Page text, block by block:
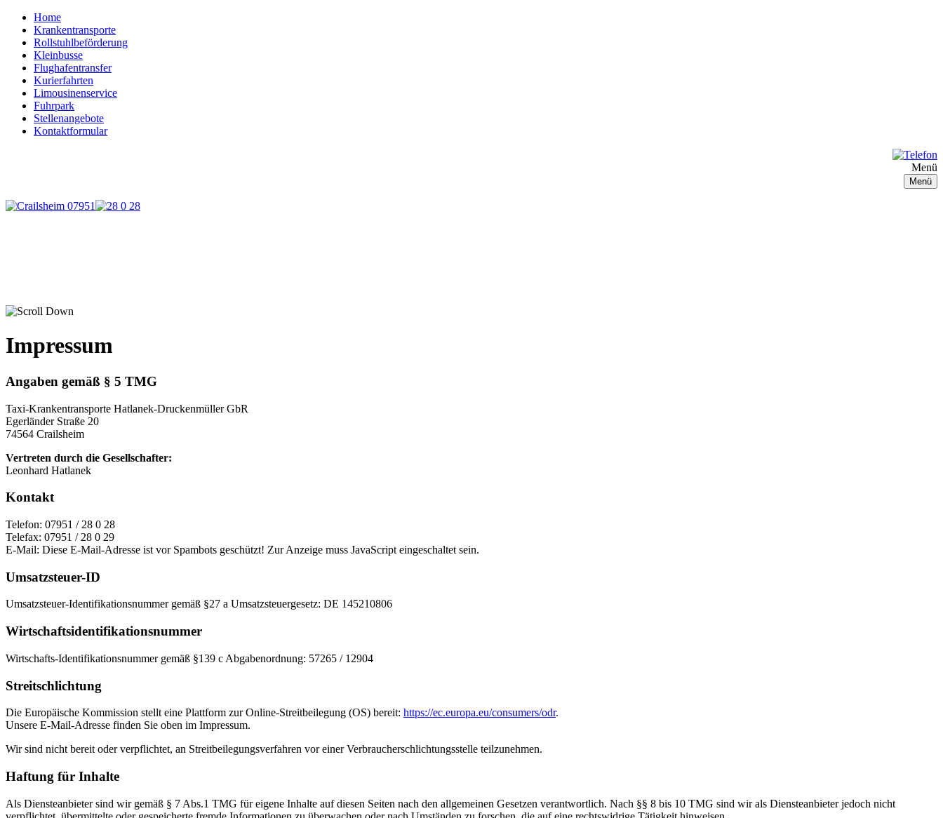
Home
Krankentransporte
Rollstuhlbeförderung
Kleinbusse
Flughafentransfer
Kurierfahrten
Limousinenservice
Fuhrpark
Stellenangebote
Kontaktformular
Menü
Menü
Impressum
Angaben gemäß § 5 TMG
Taxi-Krankentransporte Hatlanek-Druckenmüller GbR
Egerländer Straße 20
74564 Crailsheim
Vertreten durch die Gesellschafter:
Leonhard Hatlanek
Kontakt
Telefon: 07951 / 28 0 28
Telefax: 07951 / 28 0 29
E-Mail: Diese E-Mail-Adresse ist vor Spambots geschützt! Zur Anzeige muss JavaScript eingeschaltet sein.
Umsatzsteuer-ID
Umsatzsteuer-Identifikationsnummer gemäß §27 a Umsatzsteuergesetz: DE 145210806
Wirtschaftsidentifikationsnummer
Wirtschafts-Identifikationsnummer gemäß §139 c Abgabenordnung: 57265 / 12904
Streitschlichtung
Die Europäische Kommission stellt eine Plattform zur Online-Streitbeilegung (OS) bereit: https://ec.europa.eu/consumers/odr.
Unsere E-Mail-Adresse finden Sie oben im Impressum.
Wir sind nicht bereit oder verpflichtet, an Streitbeilegungsverfahren vor einer Verbraucherschlichtungsstelle teilzunehmen.
Haftung für Inhalte
Als Diensteanbieter sind wir gemäß § 7 Abs.1 TMG für eigene Inhalte auf diesen Seiten nach den allgemeinen Gesetzen verantwortlich. Nach §§ 8 bis 10 TMG sind wir als Diensteanbieter jedoch nicht